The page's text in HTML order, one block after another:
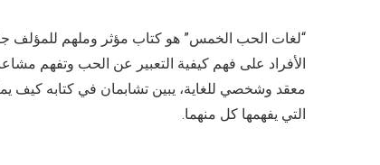
الأفراد على فهم كيفية التعبير عن الحب وتفهم
معقد وشخصي للغاية، يبين تشابمان في كتابه كيف
التي يفهمها كل منهما.